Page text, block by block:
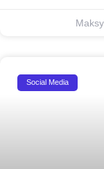
Social Media